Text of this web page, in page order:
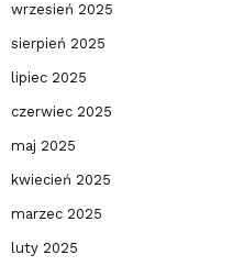
wrzesień 2025
sierpień 2025
lipiec 2025
czerwiec 2025
maj 2025
kwiecień 2025
marzec 2025
luty 2025